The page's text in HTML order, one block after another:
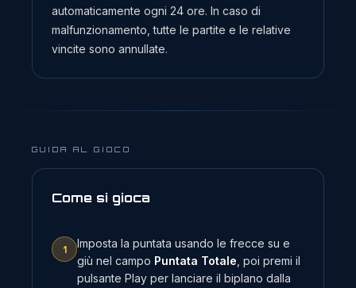
automaticamente ogni 24 ore. In caso di
malfunzionamento, tutte le partite e le relative
vincite sono annullate.
GUIDA AL GIOCO
Come si gioca
1
Imposta la puntata usando le frecce su e
giù nel campo Puntata Totale , poi premi il
pulsante Play per lanciare il biplano dalla